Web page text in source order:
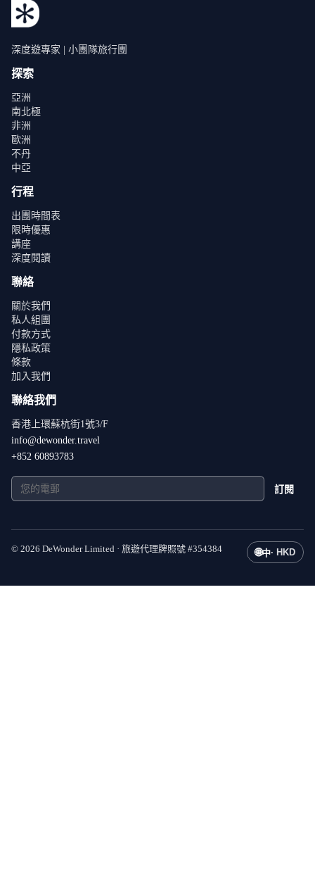
極地冰泳（Polar Plunge）
壯麗的冰川與極地景觀。
每一天都是嶄新的北極探險之旅，旅客可隨時調整行程，
選擇自己喜愛的活動，充分感受北極的獨特魅力！
深度遊專家 | 小團隊旅行團
探索
亞洲
南北極
非洲
歐洲
不丹
中亞
行程
出團時間表
限時優惠
講座
深度閱讀
聯絡
關於我們
私人組團
付款方式
隱私政策
條款
加入我們
聯絡我們
香港上環蘇杭街1號3/F
info@dewonder.travel
+852 60893783
訂閱
© 2026 DeWonder Limited · 旅遊代理牌照號 #354384 🌐中· HKD